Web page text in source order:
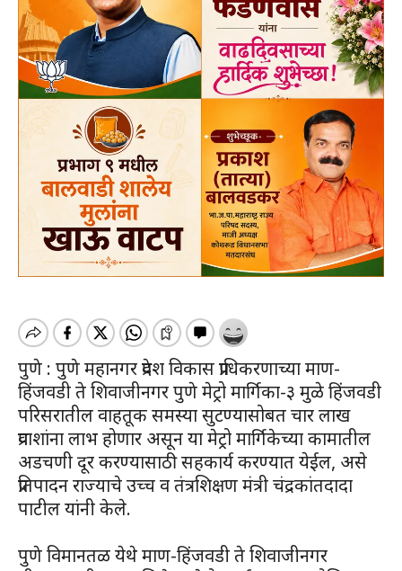
पुणे : पुणे महानगर प्रदेश विकास प्राधिकरणाच्या माण-
हिंजवडी ते शिवाजीनगर पुणे मेट्रो मार्गिका-३ मुळे हिंजवडी
परिसरातील वाहतूक समस्या सुटण्यासोबत चार लाख
प्रवाशांना लाभ होणार असून या मेट्रो मार्गिकेच्या कामातील
अडचणी दूर करण्यासाठी सहकार्य करण्यात येईल, असे
प्रतिपादन राज्याचे उच्च व तंत्रशिक्षण मंत्री चंद्रकांतदादा
पाटील यांनी केले.
पुणे विमानतळ येथे माण-हिंजवडी ते शिवाजीनगर